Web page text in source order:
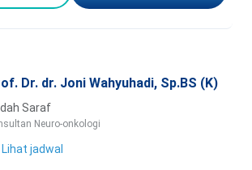
Dr. dr. Joni Wahyuhadi, Sp.BS (K)
Saraf
Neuro-onkologi
Lihat jadwal